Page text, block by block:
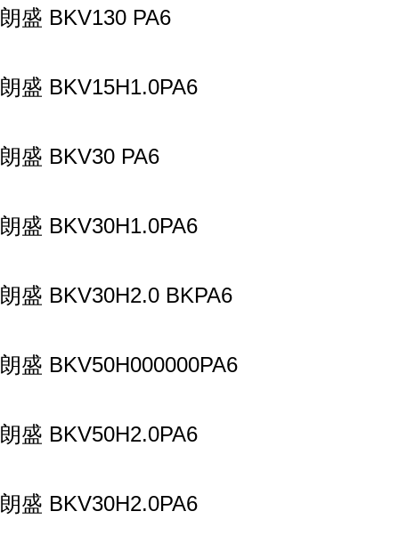
朗盛 BKV130 PA6
朗盛 BKV15H1.0PA6
朗盛 BKV30 PA6
朗盛 BKV30H1.0PA6
朗盛 BKV30H2.0 BKPA6
朗盛 BKV50H000000PA6
朗盛 BKV50H2.0PA6
朗盛 BKV30H2.0PA6